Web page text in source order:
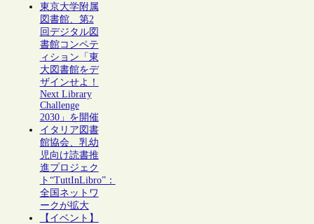
東京大学附属
図書館、第2
回デジタル図
書館コンペテ
ィション「東
大図書館をデ
ザインせよ！
Next Library
Challenge
2030」を開催
イタリア図書
館協会、乳幼
児向け読書推
進プロジェク
ト“TuttInLibro”：
全国ネットワ
ークが拡大
【イベント】